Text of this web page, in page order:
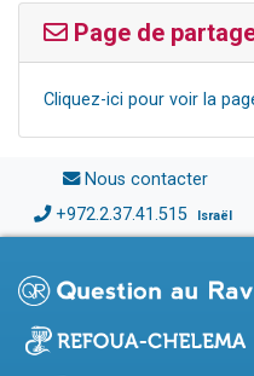
Page de
Cliquez-ici pour voir la
Nous contacter
+972.2.37.41.515 Israël